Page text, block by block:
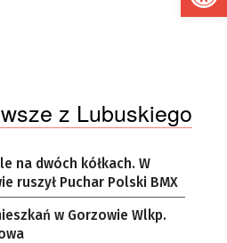
z Lubuskiego
na dwóch kółkach. W
ruszył Puchar Polski BMX
w Gorzowie Wlkp.